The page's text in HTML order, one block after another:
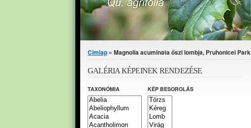
Jelenlegi hely
Címlap » Magnolia acuminata őszi lombja, Pruhonicei Park
GALÉRIA KÉPEINEK RENDEZÉSE
TAXONÓMIA KÉP BESOROLÁS